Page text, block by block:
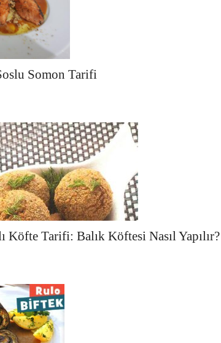
Somon Tarifi
Köfte Tarifi: Balık Köftesi Nasıl Yapılır?